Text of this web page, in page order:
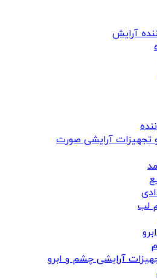
آرایش
تجهیزات آرایشی صورت
لب
آرایشی چشم و ابرو